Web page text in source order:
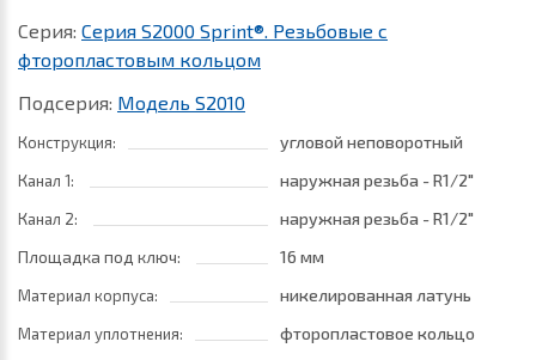
Серия: Серия S2000 Sprint®. Резьбовые c
фторопластовым кольцом
Подсерия: Модель S2010
Конструкция: угловой неповоротный
Канал 1: наружная резьба - R1/2"
Канал 2:
наружная резьба - R1/2"
Площадка под ключ:
16 мм
Материал корпуса: никелированная латунь
Материал уплотнения:
фторопластовое кольцо